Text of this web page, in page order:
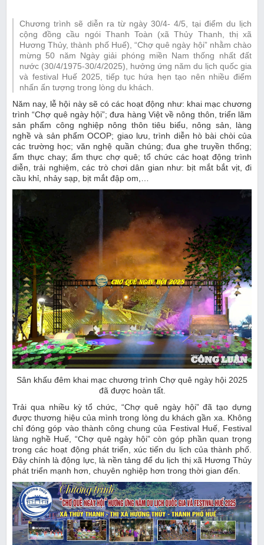
Chương trình sẽ diễn ra từ ngày 30/4- 4/5, tại điểm du lịch
cộng đồng cầu ngói Thanh Toàn (xã Thủy Thanh, thị xã
Hương Thủy, thành phố Huế), “Chợ quê ngày hội” nhằm chào
mừng 50 năm Ngày giải phóng miền Nam thống nhất đất
nước (30/4/1975-30/4/2025), hưởng ứng năm du lịch quốc gia
và festival Huế 2025, tiếp tục hứa hẹn tạo nên nhiều điểm
nhấn ấn tượng trong lòng du khách.
Năm nay, lễ hội này sẽ có các hoạt động như: khai mạc chương
trình “Chợ quê ngày hội”; đưa hàng Việt về nông thôn, triển lãm
sản phẩm công nghiệp nông thôn tiêu biểu, nông sản, làng
nghề và sản phẩm OCOP; giao lưu, trình diễn hò bài chòi của
các trường học; văn nghệ quần chúng; đua ghe truyền thống;
ẩm thực chay; ẩm thực chợ quê; tổ chức các hoạt động trình
diễn, trải nghiệm, các trò chơi dân gian như: bịt mắt bắt vịt, đi
cầu khỉ, nhảy sạp, bịt mắt đập om,…
Sân khấu đêm khai mạc chương trình Chợ quê ngày hội 2025
đã được hoàn tất.
Trải qua nhiều kỳ tổ chức, “Chợ quê ngày hội” đã tạo dựng
được thương hiệu của mình trong lòng du khách gần xa. Không
chỉ đóng góp vào thành công chung của Festival Huế, Festival
làng nghề Huế, “Chợ quê ngày hội” còn góp phần quan trọng
trong các hoạt động phát triển, xúc tiến du lịch của thành phố.
Đây chính là động lực, là nền tảng để du lịch thị xã Hương Thủy
phát triển mạnh hơn, chuyên nghiệp hơn trong thời gian đến.